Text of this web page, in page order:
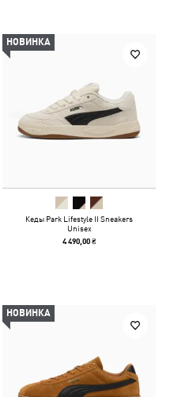
НОВИНКА
Кеды Park Lifestyle II Sneakers
Unisex
4 490,00 ₴
НОВИНКА